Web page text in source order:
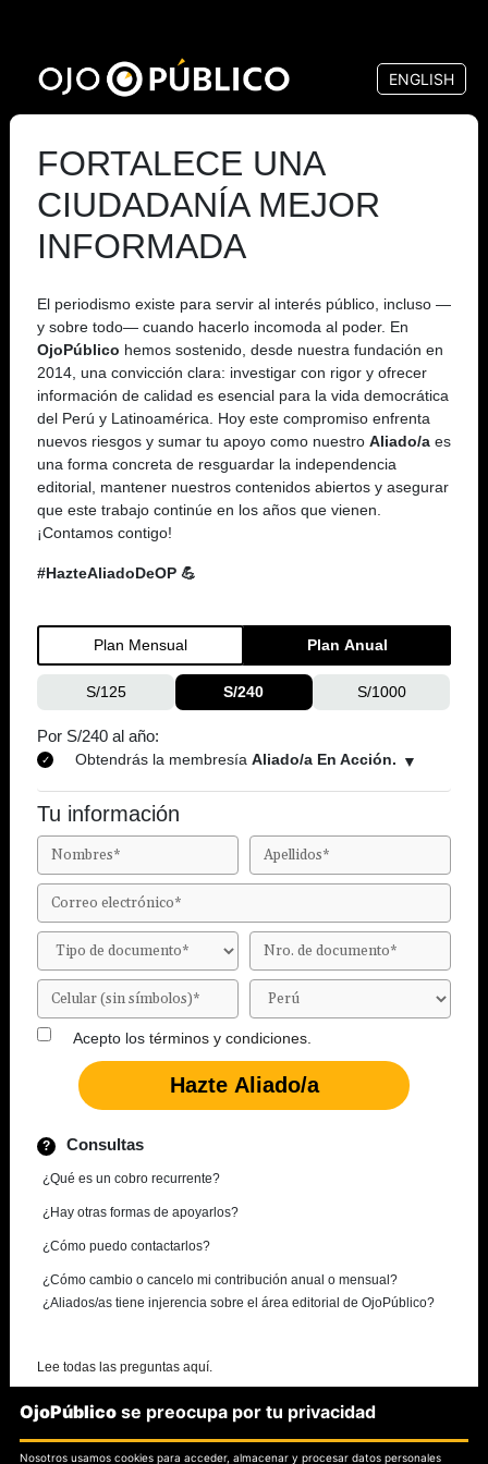
contenido
principal
ENGLISH
FORTALECE UNA
CIUDADANÍA MEJOR
INFORMADA
El periodismo existe para servir al interés público, incluso —
y sobre todo— cuando hacerlo incomoda al poder. En
OjoPúblico hemos sostenido, desde nuestra fundación en
2014, una convicción clara: investigar con rigor y ofrecer
información de calidad es esencial para la vida democrática
del Perú y Latinoamérica. Hoy este compromiso enfrenta
nuevos riesgos y sumar tu apoyo como nuestro Aliado/a es
una forma concreta de resguardar la independencia
editorial, mantener nuestros contenidos abiertos y asegurar
que este trabajo continúe en los años que vienen.
¡Contamos contigo!
#HazteAliadoDeOP 💪
Plan Mensual Plan Anual
S/125 S/240 S/1000
Por S/240 al año:
Obtendrás la membresía Aliado/a En Acción.
Tu información
Acepto los términos y condiciones.
Consultas
¿Qué es un cobro recurrente?
¿Hay otras formas de apoyarlos?
¿Cómo puedo contactarlos?
¿Cómo cambio o cancelo mi contribución anual o mensual?
¿Aliados/as tiene injerencia sobre el área editorial de OjoPúblico?
Lee todas las preguntas aquí.
¿Necesitas más información?
OjoPúblico se preocupa por tu privacidad
Nosotros usamos cookies para acceder, almacenar y procesar datos personales